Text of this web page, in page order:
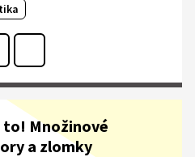
to! Množinové
a zlomky